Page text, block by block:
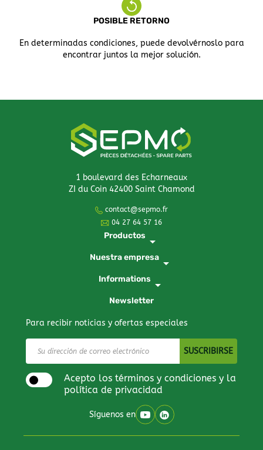
POSIBLE RETORNO
En determinadas condiciones, puede devolvérnoslo para
encontrar juntos la mejor solución.
1 boulevard des Echarneaux
ZI du Coin 42400 Saint Chamond
contact@sepmo.fr
04 27 64 57 16
Productos arrow_drop_down
Nuestra empresa arrow_drop_down
Informations arrow_drop_down
Newsletter
Para recibir noticias y ofertas especiales
Acepto los términos y condiciones y la
política de privacidad
Síguenos en